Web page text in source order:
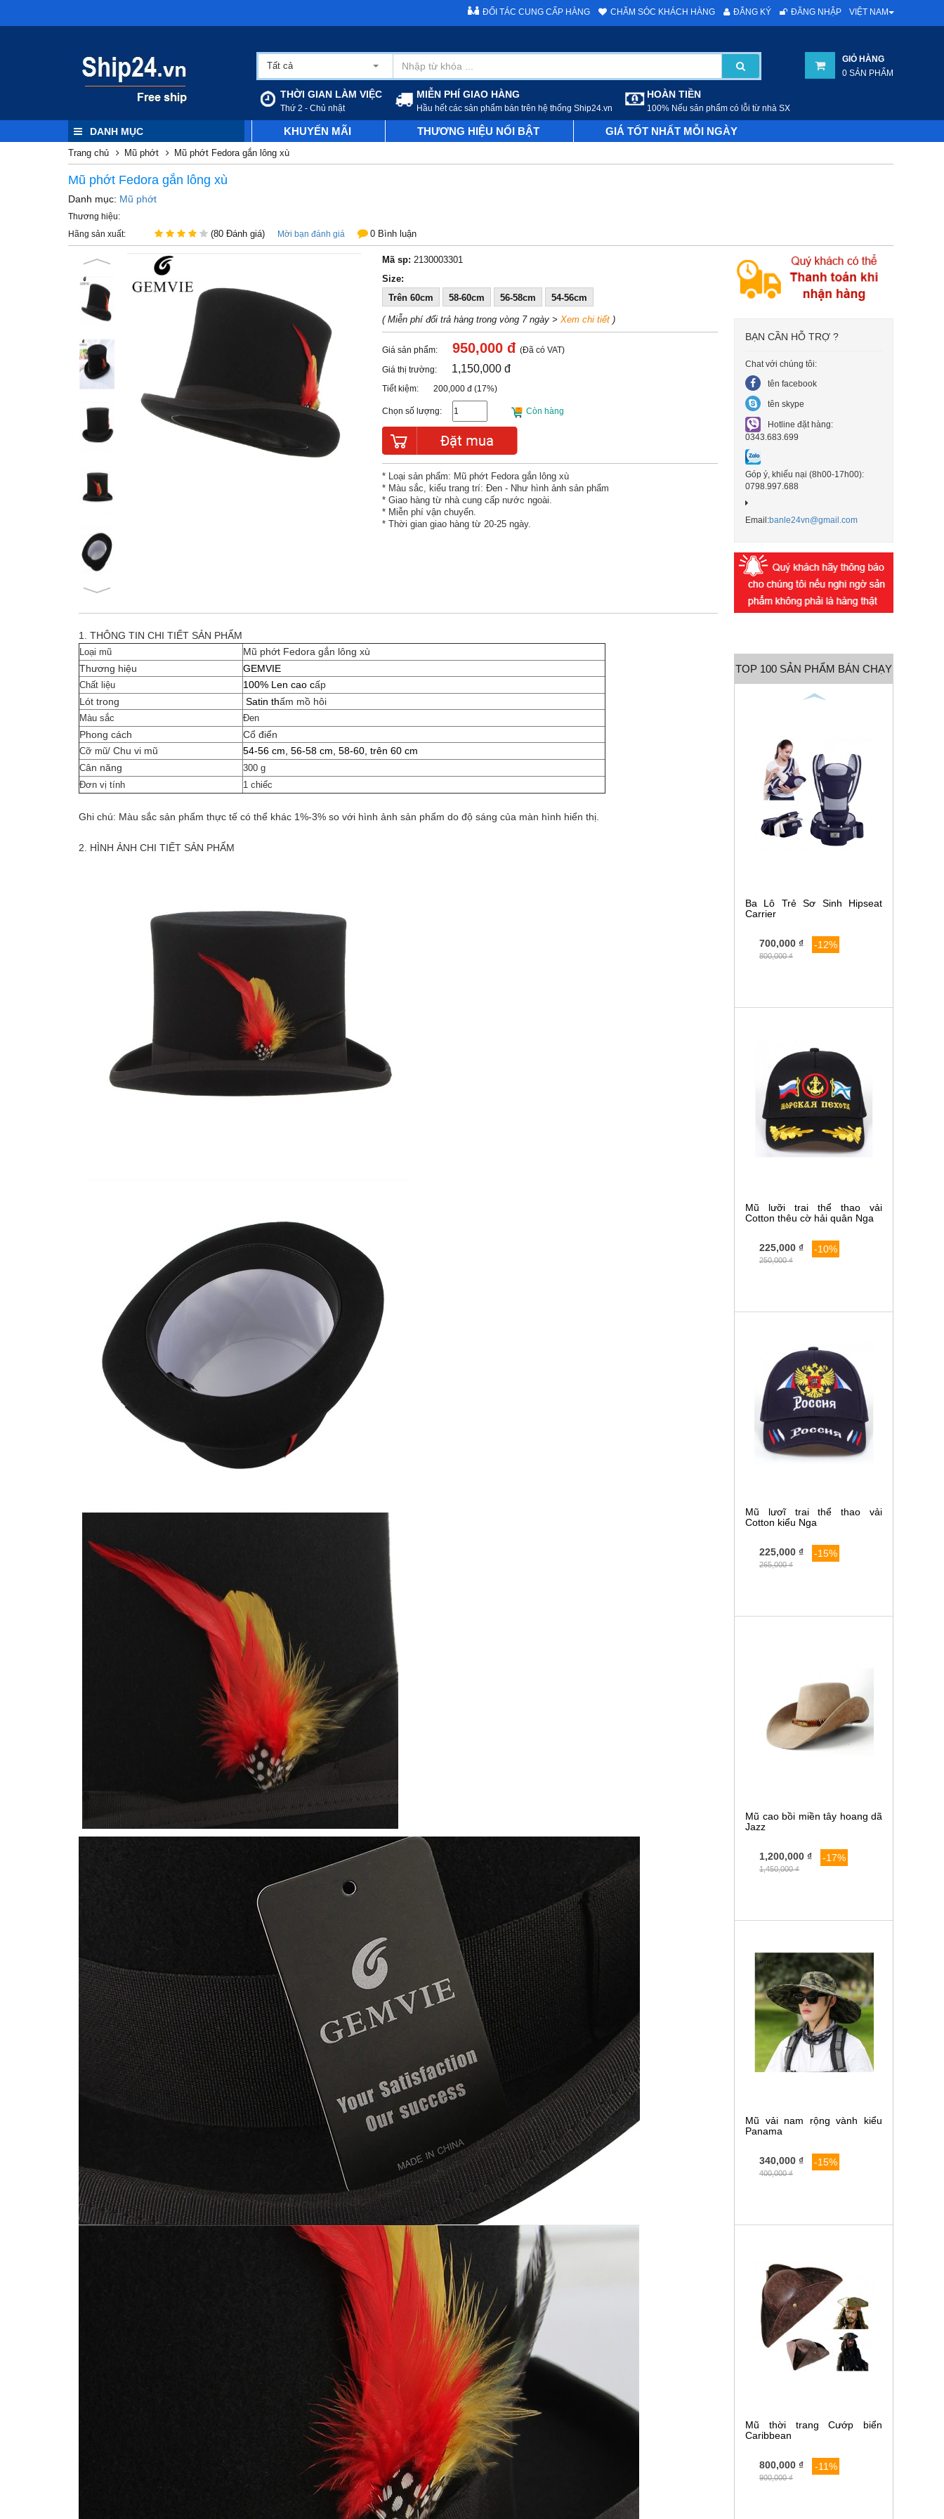
ĐỐI TÁC CUNG CẤP HÀNG CHĂM SÓC KHÁCH HÀNG ĐĂNG KÝ ĐĂNG NHẬP VIỆT NAM
Tất cả
GIỎ HÀNG
0 SẢN PHẨM
THỜI GIAN LÀM VIỆC
Thứ 2 - Chủ nhật
MIỄN PHÍ GIAO HÀNG
Hầu hết các sản phẩm bán trên hệ thống Ship24.vn
HOÀN TIỀN
100% Nếu sản phẩm có lỗi từ nhà SX
DANH MỤC KHUYẾN MÃI THƯƠNG HIỆU NỔI BẬT GIÁ TỐT NHẤT MỖI NGÀY
Trang chủ Mũ phớt Mũ phớt Fedora gắn lông xù
Mũ phớt Fedora gắn lông xù
Danh mục: Mũ phớt
Thương hiệu:
Hãng sản xuất:
(80 Đánh giá) Mời bạn đánh giá 0 Bình luận
Mã sp:2130003301
Size:
Trên 60cm
58-60cm 56-58cm 54-56cm
( Miễn phí đổi trả hàng trong vòng 7 ngày >Xem chi tiết )
Giá sản phẩm:950,000 đ(Đã có VAT)
Giá thị trường: 1,150,000 đ
Tiết kiệm: 200,000 đ (17%)
Chọn số lượng: Còn hàng
* Loại sản phẩm: Mũ phớt Fedora gắn lông xù
* Màu sắc, kiểu trang trí: Đen - Như hình ảnh sản phẩm
* Giao hàng từ nhà cung cấp nước ngoài.
* Miễn phí vận chuyển.
* Thời gian giao hàng từ 20-25 ngày.
1. THÔNG TIN CHI TIẾT SẢN PH​ẨM
Loại mũ
Mũ phớt Fedora gắn lông xù
Thương hiệu
GEMVIE
Chất liệu 100% Len cao cấp
Lót trong
Satin thấm mồ hôi
Màu sắc Đen
Phong cách Cổ điển
Cỡ mũ/ Chu vi mũ 54-56 cm, 56-58 cm, 58-60, trên 60 cm
Cân năng
300 g
Đơn vị tính
1 chiếc
Ghi chú: Màu sắc sản phẩm thực tế có thể khác 1%-3% so với hình ảnh sản phẩm do độ sáng của màn hình hiển thị.
2. HÌNH ẢNH CHI TIẾT SẢN PHẨM
BẠN CẦN HỖ TRỢ ?
Chat với chúng tôi:
tên facebook
tên skype
Hotline đặt hàng:
0343.683.699
Góp ý, khiếu nại (8h00-17h00):
0798.997.688
Email:banle24vn@gmail.com
TOP 100 SẢN PHẨM BÁN CHẠY
Ba Lô Trẻ Sơ Sinh Hipseat
Carrier
700,000 ₫
800,000 ₫
-12%
Mũ lưỡi trai thể thao vải
Cotton thêu cờ hải quân Nga
225,000 ₫
250,000 ₫
-10%
Mũ lươĩ trai thể thao vải
Cotton kiểu Nga
225,000 ₫
265,000 ₫
-15%
Mũ cao bồi miền tây hoang dã
Jazz
1,200,000 ₫
1,450,000 ₫
-17%
Mũ vải nam rộng vành kiểu
Panama
340,000 ₫
400,000 ₫
-15%
Mũ thời trang Cướp biển
Caribbean
800,000 ₫
900,000 ₫
-11%